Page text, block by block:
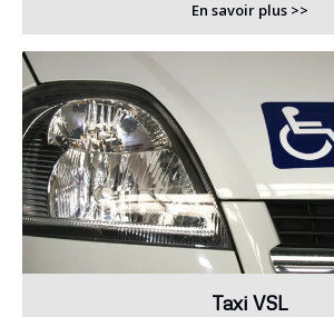
En savoir plus >>
Taxi VSL